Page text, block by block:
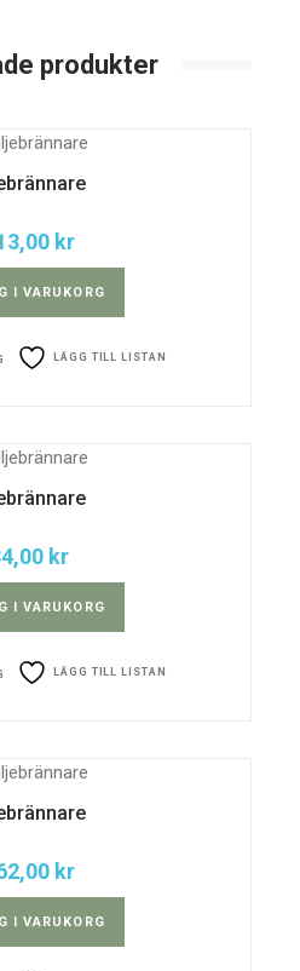
produkter
kr
I VARUKORG
LÄGG TILL LISTAN
kr
I VARUKORG
LÄGG TILL LISTAN
kr
I VARUKORG